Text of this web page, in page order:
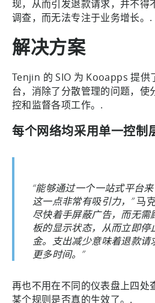
现，从而引发退款请求，并不得
调查，而无法专注于业务增长。.
解决方案
Tenjin 的 SIO 为 Kooapps 提供
台，消除了分散管理的问题，使
控和监督各项工作。.
每个网络均采用单一控制
“能够通过一个一站式平台
这一点非常有吸引力，”马
尽快着手屏蔽广告，而无
板的显示状态，从而立即停
金。支出减少意味着退款
更多时间。”
再也不用在不同的仪表盘上四处
某个规则是否真的生效了。.